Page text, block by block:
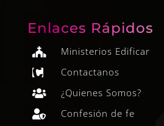
Enlaces Rápidos
 Ministerios Edificar
 Contactanos
 ¿Quienes Somos?
 Confesión de fe